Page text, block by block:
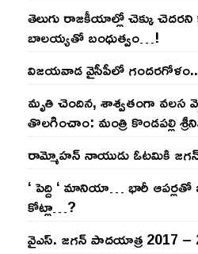
తెలుగు రాజ‌కీయాల్లో చెక్కు చెద‌ర‌ని
బాల‌య్యతో బంధుత్వం…!
విజ‌య‌వాడ వైసీపీలో గంద‌ర‌గోళం..
మృతి చెందిన, శాశ్వతంగా వలస
తొల‌గించాం: మంత్రి కొండపల్లి
రామ్మోహ‌న్ నాయుడు ఓట‌మికి జ‌గ‌న్
‘ పెద్ది ‘ మానియా… భారీ ఆప‌ర్ల‌తో
కోట్లా…?
వైఎస్‌. జ‌గ‌న్ పాద‌యాత్ర 2017